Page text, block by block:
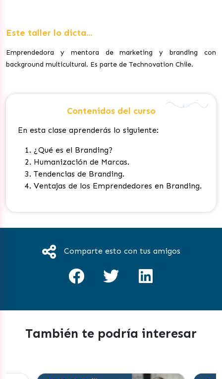
Este taller lo dicta...
Emprendedora y mentora de marketing y branding con
background multicultural. Es parte de Technovation Chile.
Contenidos del curso
En esta clase aprenderás lo siguiente:
¿Qué es el Branding?
Humanización de Marcas.
Tendencias de Branding.
Ventajas de los Emprendedores en Branding.
Comparte esto con tus amigos
También te podría interesar